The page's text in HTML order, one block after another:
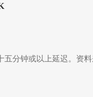
五分钟或以上延迟。资